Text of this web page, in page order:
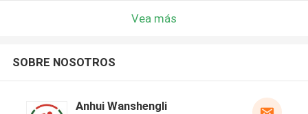
Vea más
SOBRE NOSOTROS
Anhui Wanshengli